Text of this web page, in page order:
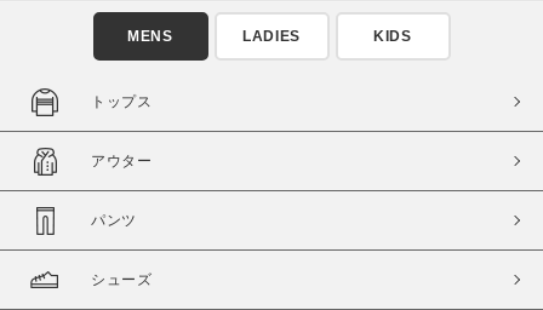
通常商品
セール価格 WEB限定
在庫
在庫あり
MENS LADIES KIDS
トップス
アウター
パンツ
シューズ